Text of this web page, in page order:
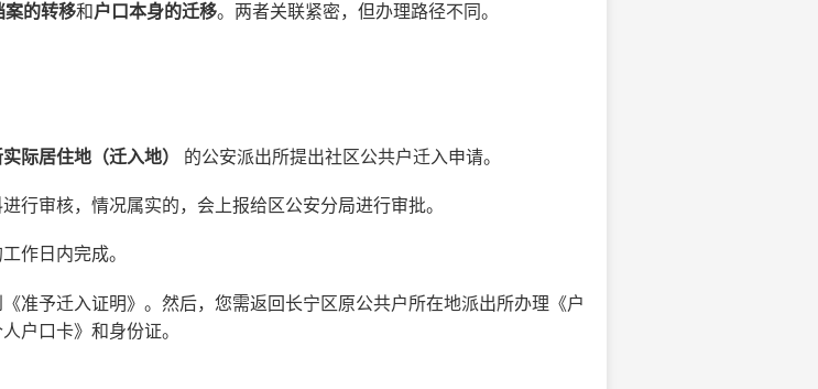
案的转移和户口本身的迁移。两者关联紧密，但办理路径不同。
际居住地（迁入地） 的公安派出所提出社区公共户迁入申请。
行审核，情况属实的，会上报给区公安分局进行审批。
作日内完成。
准予迁入证明》。然后，您需返回长宁区原公共户所在地派出所办理《户
户口卡》和身份证。